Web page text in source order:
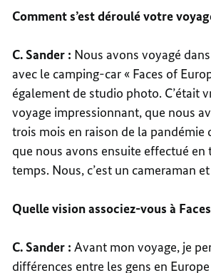
Comment s’est déroulé votre
C. Sander : Nous avons voyagé
avec le camping-car « Faces of
également de studio photo. C’était
voyage impressionnant, que nous
trois mois en raison de la pandémie
que nous avons ensuite effectué en
temps. Nous, c’est un cameraman
Quelle vision associez-vous à
C. Sander :Avant mon voyage, je
différences entre les gens en